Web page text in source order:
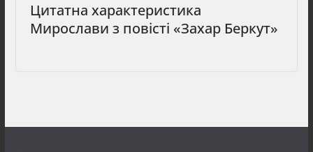
Цитатна характеристика
Мирослави з повісті «Захар Беркут»